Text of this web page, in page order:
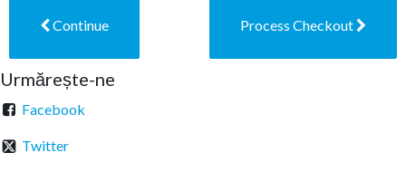
Continue Process Checkout
Urmărește-ne
Facebook
Twitter